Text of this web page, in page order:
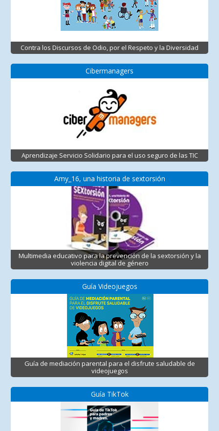
Contra los Discursos de Odio, por el Respeto y la Diversidad
Cibermanagers
Aprendizaje Servicio Solidario para el uso seguro de las TIC
Amy_16, una historia de sextorsión
Multimedia educativo para la prevención de la sextorsión y la
violencia digital de género
Guía Videojuegos
Guía de mediación parental para el disfrute saludable de
videojuegos
Guía TikTok